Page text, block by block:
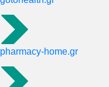
pharmacy-home.gr